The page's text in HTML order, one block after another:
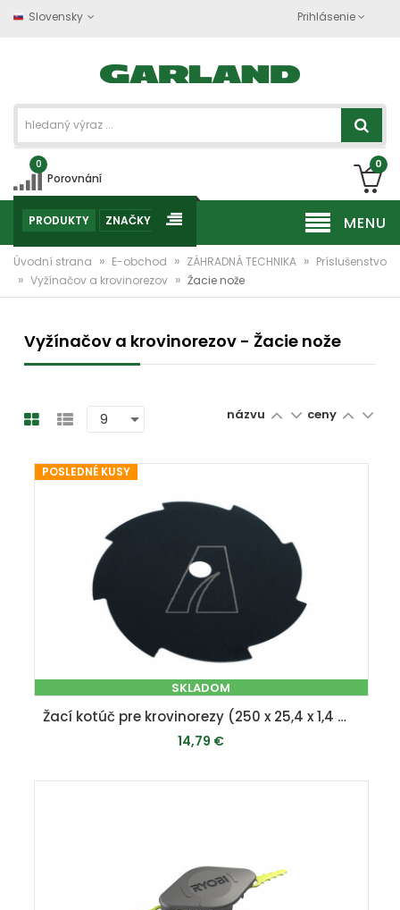
Slovensky Prihlásenie
0
Porovnání
0
MENU
PRODUKTY ZNAČKY
Úvodní strana » E-obchod » ZÁHRADNÁ TECHNIKA » Príslušenstvo
» Vyžínačov a krovinorezov » Žacie nože
Vyžínačov a krovinorezov - Žacie nože
názvu ceny
POSLEDNÉ KUSY
SKLADOM
Žací kotúč pre krovinorezy (250 x 25,4 x 1,4 mm, 8Z)
14,79 €